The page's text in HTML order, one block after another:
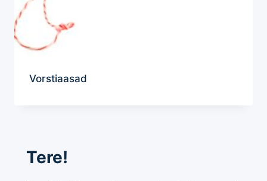
Vorstiaasad
Tere!